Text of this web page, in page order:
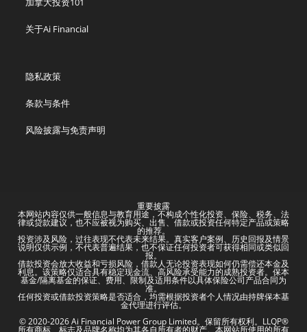
关于Ai Financial
隐私政策
条款与条件
风险披露与免责声明
重要披露
本网站内容仅供一般信息与教育用途，不构成个性化投资、保险、税务、法
律或贷款建议，也不应被视为购买、出售、借款或投资任何特定产品或策略
的推荐。
投资涉及风险，过往表现不代表未来结果。真实客户案例、历史回报及情景
说明仅供示例，不代表普遍结果，也不保证任何投资者可获得相同或类似回
报。
借款投资会放大收益和亏损风险，借款人无论投资表现如何仍需偿还本金及
利息。该策略仅适合具有稳定现金流、高风险承受能力的成熟投资者。保本
基金/隔离基金的保证、费用、限制及适用条件以具体保险公司产品合同为
准。
任何投资或借款投资策略是否适合，均需根据投资者个人情况由持牌保本基
金代理进行评估。
© 2020-2026 Ai Financial Power Group Limited。保留所有权利。LLQP®